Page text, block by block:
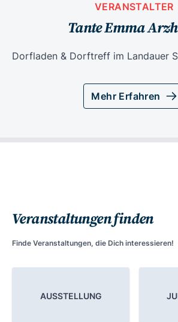
VERANSTALTER
Tante Emma
Dorfladen & Dorftreff im Landauer
Mehr Erfahren
Veranstaltungen finden
Finde Veranstaltungen, die Dich interessieren!
AUSSTELLUNG